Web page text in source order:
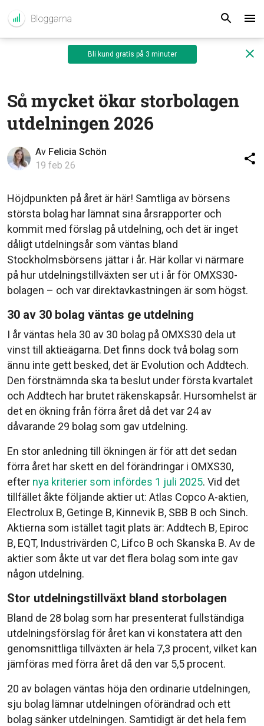
Bli kund gratis på 3 minuter
Så mycket ökar storbolagen
utdelningen 2026
Av Felicia Schön
19 feb 26
Höjdpunkten på året är här! Samtliga av börsens
största bolag har lämnat sina årsrapporter och
kommit med förslag på utdelning, och det är inget
dåligt utdelningsår som väntas bland
Stockholmsbörsens jättar i år. Här kollar vi närmare
på hur utdelningstillväxten ser ut i år för OMXS30-
bolagen – och var direktavkastningen är som högst.
30 av 30 bolag väntas ge utdelning
I år väntas hela 30 av 30 bolag på OMXS30 dela ut
vinst till aktieägarna. Det finns dock två bolag som
ännu inte gett besked, det är Evolution och Addtech.
Den förstnämnda ska ta beslut under första kvartalet
och Addtech har brutet räkenskapsår. Hursomhelst är
det en ökning från förra året då det var 24 av
dåvarande 29 bolag som gav utdelning.
En stor anledning till ökningen är för att det sedan
förra året har skett en del förändringar i OMXS30,
efter nya kriterier som infördes 1 juli 2025. Vid det
tillfället åkte följande aktier ut: Atlas Copco A-aktien,
Electrolux B, Getinge B, Kinnevik B, SBB B och Sinch.
Aktierna som istället tagit plats är: Addtech B, Epiroc
B, EQT, Industrivärden C, Lifco B och Skanska B. Av de
aktier som åkte ut var det flera bolag som inte gav
någon utdelning.
Stor utdelningstillväxt bland storbolagen
Bland de 28 bolag som har presenterat fullständiga
utdelningsförslag för året kan vi konstatera att den
genomsnittliga tillväxten är hela 7,3 procent, vilket kan
jämföras med förra året då den var 5,5 procent.
20 av bolagen väntas höja den ordinarie utdelningen,
sju bolag lämnar utdelningen oförändrad och ett
bolag sänker utdelningen. Samtidigt är det hela fem